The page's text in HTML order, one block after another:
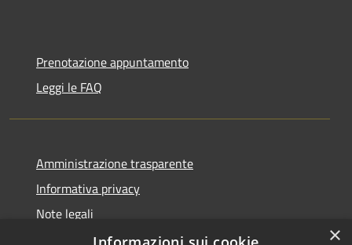
Prenotazione appuntamento
Leggi le FAQ
Amministrazione trasparente
Informativa privacy
Note legali
Dichiarazione di accessibilità
×